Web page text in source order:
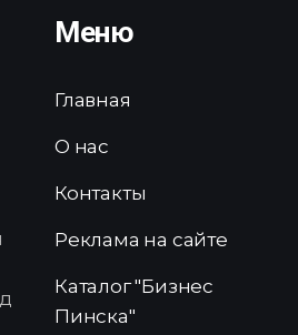
Меню
Главная
О нас
Контакты
Реклама на сайте
Каталог "Бизнес
Пинска"